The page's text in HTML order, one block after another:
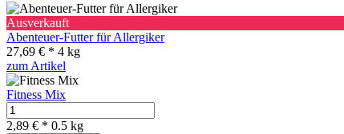
Ausverkauft
Abenteuer-Futter für Allergiker
27,69 € * 4 kg
zum Artikel
Fitness Mix
2,89 € * 0.5 kg